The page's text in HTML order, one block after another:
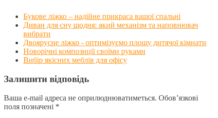
Букове ліжко – надійне прикраса вашої спальні
Диван для сну щодня: який механізм та наповнювач
вибрати
Двоярусне ліжко - оптимізуємо площу дитячої кімнати
Новорічні композиції своїми руками
Вибір якісних меблів для офісу
Залишити відповідь
Ваша e-mail адреса не оприлюднюватиметься. Обов’язкові
поля позначені *